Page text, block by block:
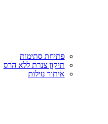
פתיחת סתימות
תיקון צנרת ללא הרס
איתור נזילות